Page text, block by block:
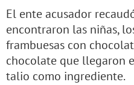
El ente acusador
encontraron las niñas,
frambuesas con
chocolate que llegaron
talio como ingrediente.